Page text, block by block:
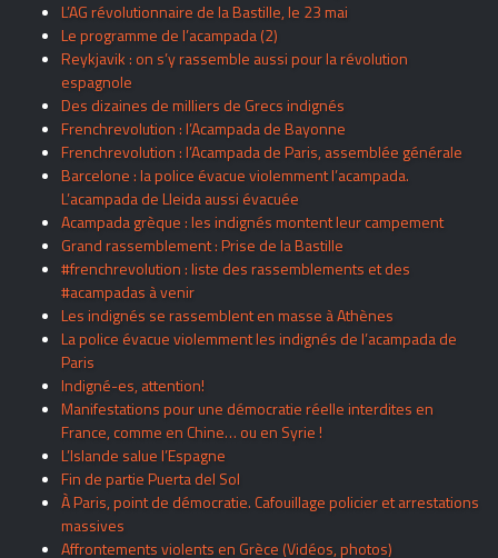
L’AG révolutionnaire de la Bastille, le 23 mai
Le programme de l’acampada (2)
Reykjavik : on s’y rassemble aussi pour la révolution
espagnole
Des dizaines de milliers de Grecs indignés
Frenchrevolution : l’Acampada de Bayonne
Frenchrevolution : l’Acampada de Paris, assemblée générale
Barcelone : la police évacue violemment l’acampada.
L’acampada de Lleida aussi évacuée
Acampada grèque : les indignés montent leur campement
Grand rassemblement : Prise de la Bastille
#frenchrevolution : liste des rassemblements et des
#acampadas à venir
Les indignés se rassemblent en masse à Athènes
La police évacue violemment les indignés de l’acampada de
Paris
Indigné-es, attention!
Manifestations pour une démocratie réelle interdites en
France, comme en Chine… ou en Syrie !
L’Islande salue l’Espagne
Fin de partie Puerta del Sol
À Paris, point de démocratie. Cafouillage policier et arrestations
massives
Affrontements violents en Grèce (Vidéos, photos)